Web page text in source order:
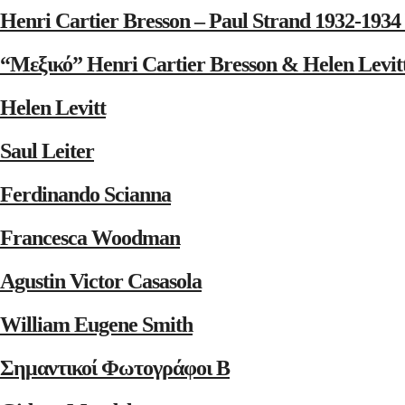
Henri Cartier Bresson – Paul Strand 1932-
“Μεξικό” Henri Cartier Bresson & Helen
Helen Levitt
Saul Leiter
Ferdinando Scianna
Francesca Woodman
Agustin Victor Casasola
William Eugene Smith
Σημαντικοί Φωτογράφοι Β